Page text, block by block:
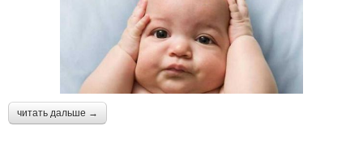
читать дальше →